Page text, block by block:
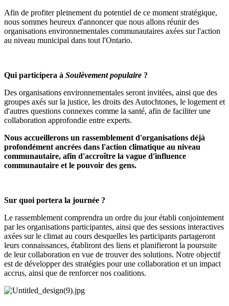
Afin de profiter pleinement du potentiel de ce moment stratégique,
nous sommes heureux d'annoncer que nous allons réunir des
organisations environnementales communautaires axées sur l'action
au niveau municipal dans tout l'Ontario.
Qui participera à Soulèvement populaire ?
Des organisations environnementales seront invitées, ainsi que des
groupes axés sur la justice, les droits des Autochtones, le logement et
d'autres questions connexes comme la santé, afin de faciliter une
collaboration approfondie entre experts.
Nous accueillerons un rassemblement d'organisations déjà
profondément ancrées dans l'action climatique au niveau
communautaire, afin d'accroître la vague d'influence
communautaire et le pouvoir des gens.
Sur quoi portera la journée ?
Le rassemblement comprendra un ordre du jour établi conjointement
par les organisations participantes, ainsi que des sessions interactives
axées sur le climat au cours desquelles les participants partageront
leurs connaissances, établiront des liens et planifieront la poursuite
de leur collaboration en vue de trouver des solutions. Notre objectif
est de développer des stratégies pour une collaboration et un impact
accrus, ainsi que de renforcer nos coalitions.